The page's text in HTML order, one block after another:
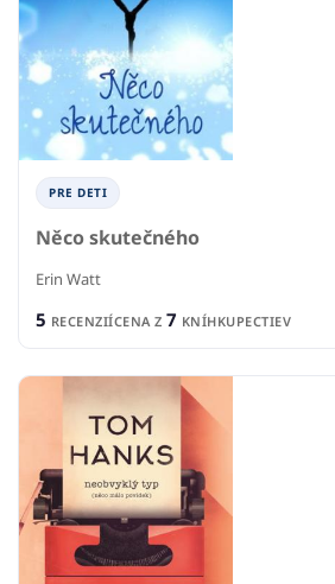
PRE DETI
Něco skutečného
Erin Watt
5 RECENZIÍCENA Z 7 KNÍHKUPECTIEV